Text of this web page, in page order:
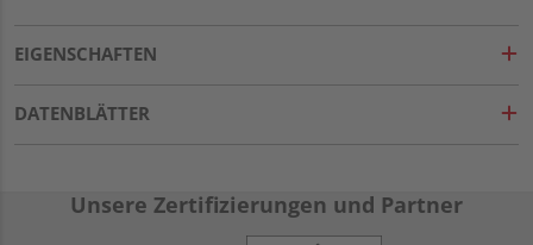
EIGENSCHAFTEN
DATENBLÄTTER
Unsere Zertifizierungen und Partner